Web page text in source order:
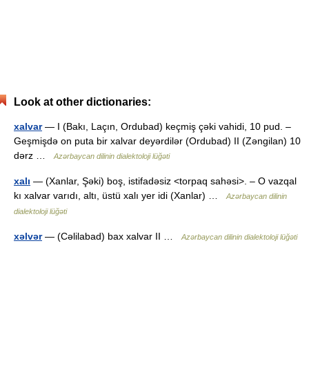
Look at other dictionaries:
xalvar— I (Bakı, Laçın, Ordubad) keçmiş çəki vahidi, 10 pud. –
Geşmişdə on puta bir xalvar deyərdilər (Ordubad) II (Zəngilan) 10
dərz …
Azərbaycan dilinin dialektoloji lüğəti
xalı — (Xanlar, Şəki) boş, istifadəsiz <torpaq sahəsi>. – O vazqal
kı xalvar varıdı, altı, üstü xalı yer idi (Xanlar) …
Azərbaycan dilinin
dialektoloji lüğəti
xəlvər— (Cəlilabad) bax xalvar II … Azərbaycan dilinin dialektoloji lüğəti